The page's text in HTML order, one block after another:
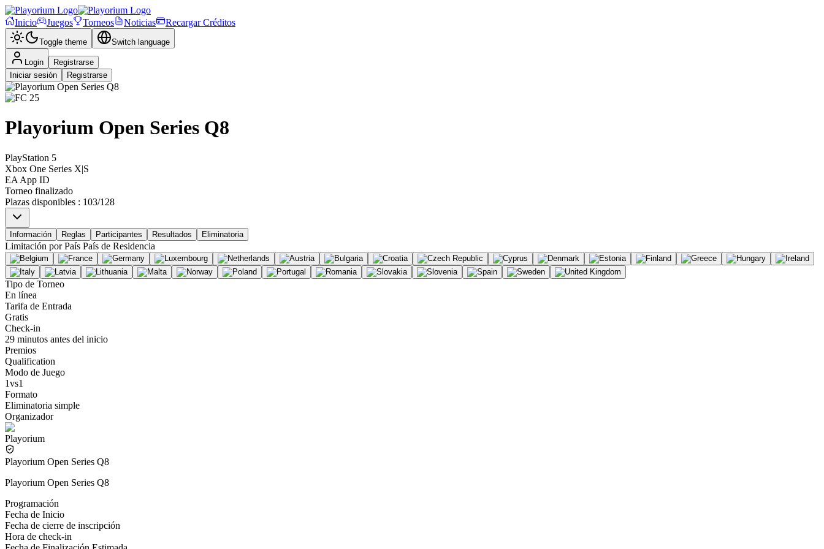
Inicio Juegos Torneos Noticias Recargar Créditos
Toggle theme Switch language
Login
Registrarse
Iniciar sesión
Registrarse
Playorium Open Series Q8
PlayStation 5
Xbox One Series X|S
EA App ID
Torneo finalizado
Plazas disponibles : 103/128
Información Reglas Participantes Resultados Eliminatoria
Limitación por País País de Residencia
Tipo de Torneo
En línea
Tarifa de Entrada
Gratis
Check-in
29 minutos antes del inicio
Premios
Qualification
Modo de Juego
1vs1
Formato
Eliminatoria simple
Organizador
Playorium
Playorium Open Series Q8
Playorium Open Series Q8
Programación
Fecha de Inicio
Fecha de cierre de inscripción
Hora de check-in